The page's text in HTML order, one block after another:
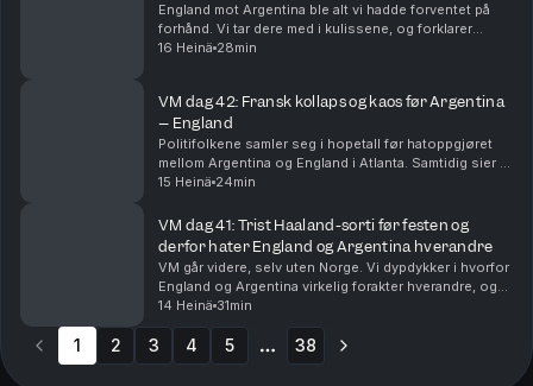
England mot Argentina ble alt vi hadde forventet på
forhånd. Vi tar dere med i kulissene, og forklarer
hvorfor Lionel Messi og Argentina er finaleklare.
16 Heinä 28min
VM dag 42: Fransk kollaps og kaos før Argentina
– England
Politifolkene samler seg i hopetall før hatoppgjøret
mellom Argentina og England i Atlanta. Samtidig sier vi
farvel til Frankrike, og erkjenner at Spania har lurt oss
15 Heinä 24min
VM dag 41: Trist Haaland-sorti før festen og
derfor hater England og Argentina hverandre
VM går videre, selv uten Norge. Vi dypdykker i hvorfor
England og Argentina virkelig forakter hverandre, og
føltes det ikke som at den største stjernen manglet på
Slottsplassen?
14 Heinä 31min
1 2 3 4 5 38